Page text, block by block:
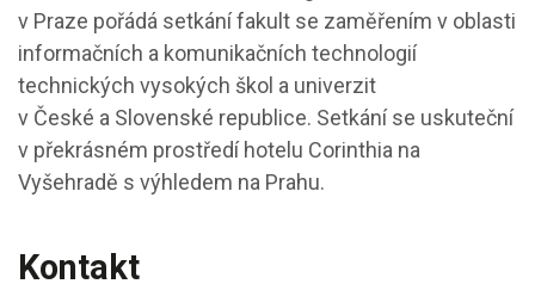
v Praze pořádá setkání fakult se zaměřením v oblasti
informačních a komunikačních technologií
technických vysokých škol a univerzit
v České a Slovenské republice. Setkání se uskuteční
v překrásném prostředí hotelu Corinthia na
Vyšehradě s výhledem na Prahu.
Kontakt